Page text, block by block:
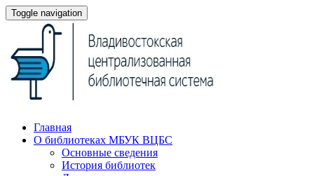
Toggle navigation
Главная
О библиотеках МБУК ВЦБС
Основные сведения
История библиотек